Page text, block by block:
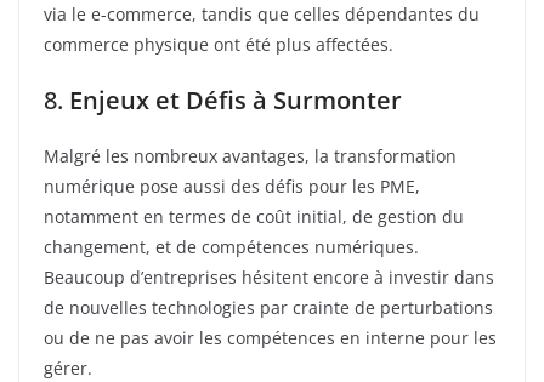
via le e-commerce, tandis que celles dépendantes du
commerce physique ont été plus affectées.
8. Enjeux et Défis à Surmonter
Malgré les nombreux avantages, la transformation
numérique pose aussi des défis pour les PME,
notamment en termes de coût initial, de gestion du
changement, et de compétences numériques.
Beaucoup d’entreprises hésitent encore à investir dans
de nouvelles technologies par crainte de perturbations
ou de ne pas avoir les compétences en interne pour les
gérer.